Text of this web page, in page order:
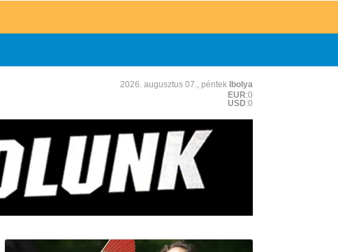
2026. augusztus 07., péntek Ibolya
EUR:0
USD:0